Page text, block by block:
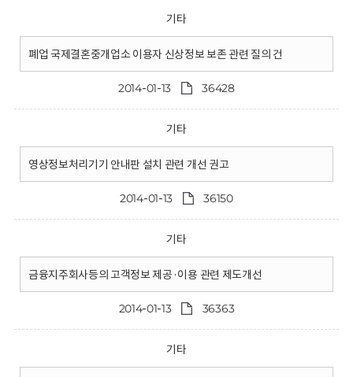
기타
폐업 국제결혼중개업소 이용자 신상정보 보존 관련 질의 건
2014-01-13 36428
기타
영상정보처리기기 안내판 설치 관련 개선 권고
2014-01-13 36150
기타
금융지주회사등의 고객정보 제공·이용 관련 제도개선
2014-01-13 36363
기타